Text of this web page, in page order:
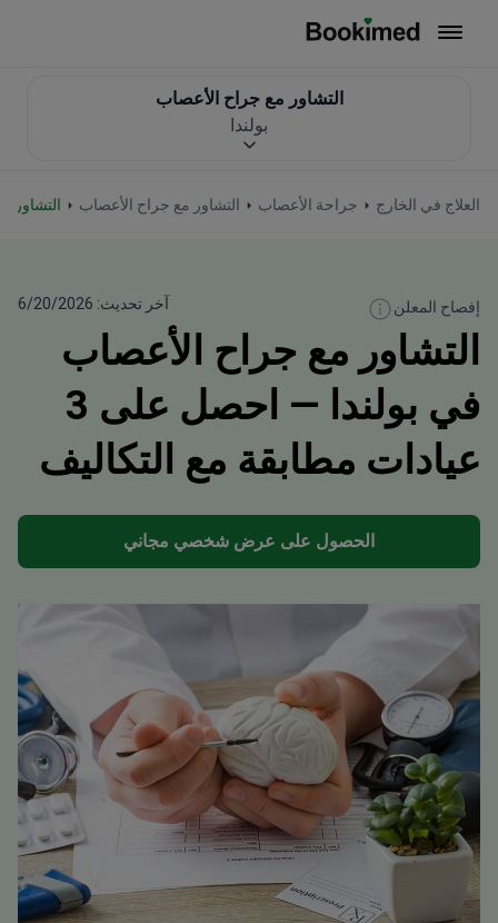
العلاج في الخارج جراحة الأعصاب التشاور مع جراح الأعصاب التشاور
التشاور مع جراح الأعصاب
بولندا
إفصاح المعلن آخر تحديث: 6/20/2026
التشاور مع جراح الأعصاب
في بولندا — احصل على 3
عيادات مطابقة مع التكاليف
الحصول على عرض شخصي مجاني